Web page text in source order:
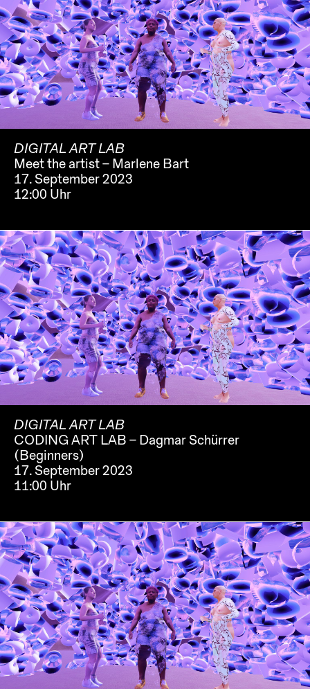
DIGITAL ART LAB
Meet the artist – Marlene Bart
17. September 2023
12:00 Uhr
DIGITAL ART LAB
CODING ART LAB – Dagmar Schürrer
(Beginners)
17. September 2023
11:00 Uhr